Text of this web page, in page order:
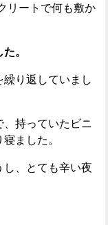
リートで何も敷か
。
り返していまし
持っていたビニ
ました。
、とても辛い夜